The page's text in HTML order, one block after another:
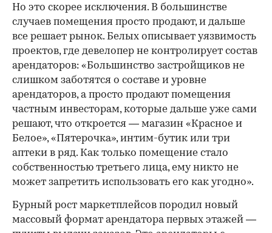
Но это скорее исключения. В большинстве
случаев помещения просто продают, и дальше
все решает рынок. Белых описывает уязвимость
проектов, где девелопер не контролирует состав
арендаторов: «Большинство застройщиков не
слишком заботятся о составе и уровне
арендаторов, а просто продают помещения
частным инвесторам, которые дальше уже сами
решают, что откроется — магазин «Красное и
Белое», «Пятерочка», интим-бутик или три
аптеки в ряд. Как только помещение стало
собственностью третьего лица, ему никто не
может запретить использовать его как угодно».
Бурный рост маркетплейсов породил новый
массовый формат арендатора первых этажей —